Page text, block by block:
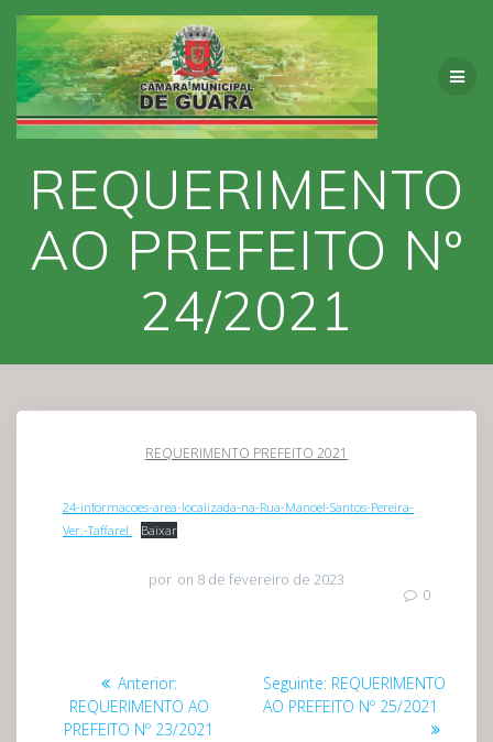
Skip
to
content
REQUERIMENTO
AO PREFEITO Nº
24/2021
REQUERIMENTO PREFEITO 2021
24-informacoes-area-localizada-na-Rua-Manoel-Santos-Pereira-
Ver.-Taffarel.
Baixar
por on 8 de fevereiro de 2023
0
Navegação
Anterior:Post
anterior:
REQUERIMENTO AO
PREFEITO Nº 23/2021
Seguinte: Post
seguinte:
REQUERIMENTO
AO PREFEITO Nº 25/2021